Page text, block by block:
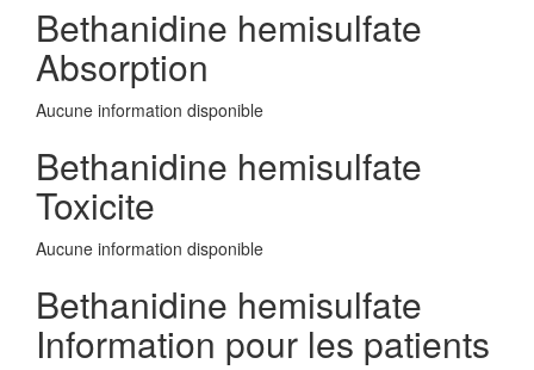
Bethanidine hemisulfate
Absorption
Aucune information disponible
Bethanidine hemisulfate
Toxicite
Aucune information disponible
Bethanidine hemisulfate
Information pour les patients